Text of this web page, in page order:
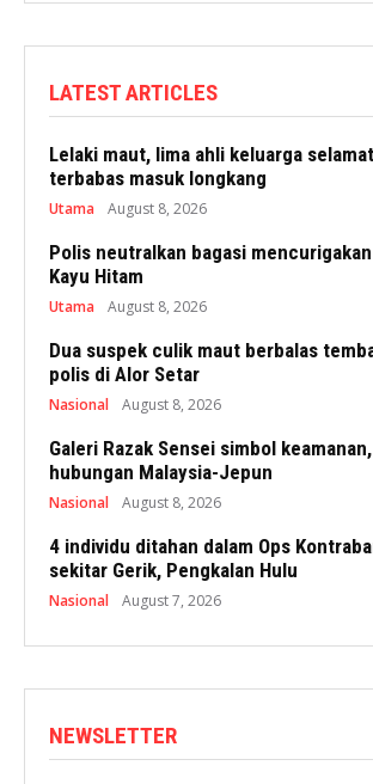
LATEST ARTICLES
Lelaki maut, lima ahli keluarga
terbabas masuk longkang
Utama August 8, 2026
Polis neutralkan bagasi
Kayu Hitam
Utama August 8, 2026
Dua suspek culik maut berbalas
polis di Alor Setar
Nasional August 8, 2026
Galeri Razak Sensei simbol
hubungan Malaysia-Jepun
Nasional August 8, 2026
4 individu ditahan dalam Ops
sekitar Gerik, Pengkalan Hulu
Nasional August 7, 2026
NEWSLETTER